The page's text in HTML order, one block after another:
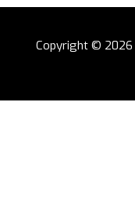
Copyright © 2026